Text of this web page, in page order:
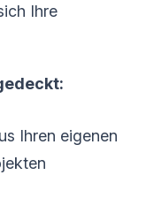
Ihre
Ihren eigenen